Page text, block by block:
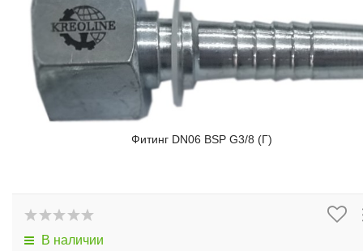
Фитинг DN06 BSP G3/8 (Г)
В наличии